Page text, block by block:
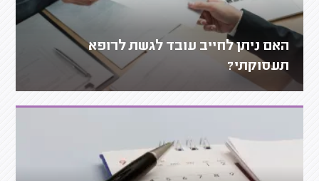
האם ניתן לחייב עובד לגשת לרופא
תעסוקתי?